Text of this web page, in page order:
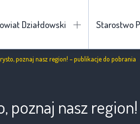
Działdowski Starostwo
poznaj nasz region! – publikacje do pobrania
poznaj nasz